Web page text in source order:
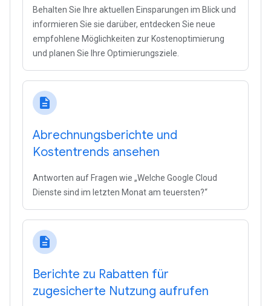
Behalten Sie Ihre aktuellen Einsparungen im Blick und
informieren Sie sie darüber, entdecken Sie neue
empfohlene Möglichkeiten zur Kostenoptimierung
und planen Sie Ihre Optimierungsziele.
description
Abrechnungsberichte und
Kostentrends ansehen
Antworten auf Fragen wie „Welche Google Cloud
Dienste sind im letzten Monat am teuersten?“
description
Berichte zu Rabatten für
zugesicherte Nutzung aufrufen